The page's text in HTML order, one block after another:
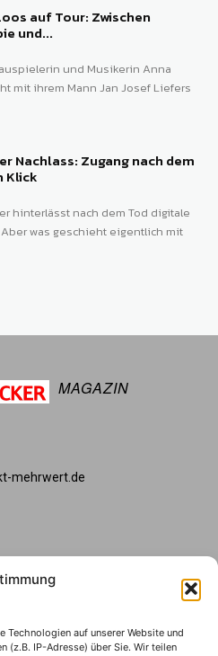
Technologien auf unserer Website und
(z.B. IP-Adresse) über Sie. Wir teilen
auf Tour: Zwischen
und...
und Musikerin Anna
mit ihrem Mann Jan Josef Liefers
Nachlass: Zugang nach dem
Klick
hinterlässt nach dem Tod digitale
was geschieht eigentlich mit
MAGAZIN
mehrwert.de
ganz individuelle Vorstellungen.
Richtige für Sie. Unsere
Mein Lübecker Comfort